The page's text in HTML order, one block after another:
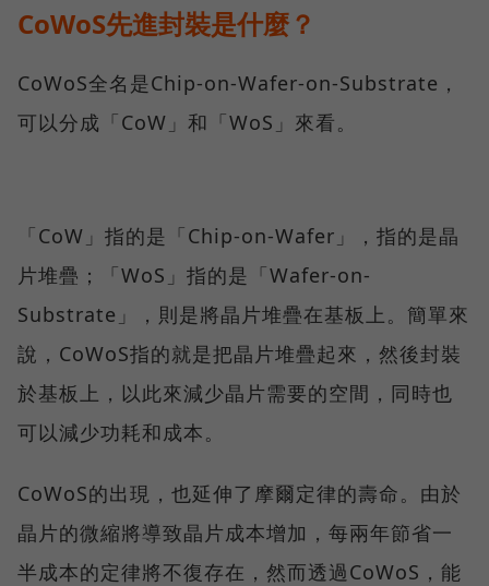
CoWoS先進封裝是什麼？
CoWoS全名是Chip-on-Wafer-on-Substrate，
可以分成「CoW」和「WoS」來看。
「CoW」指的是「Chip-on-Wafer」，指的是晶
片堆疊；「WoS」指的是「Wafer-on-
Substrate」，則是將晶片堆疊在基板上。簡單來
說，CoWoS指的就是把晶片堆疊起來，然後封裝
於基板上，以此來減少晶片需要的空間，同時也
可以減少功耗和成本。
CoWoS的出現，也延伸了摩爾定律的壽命。由於
晶片的微縮將導致晶片成本增加，每兩年節省一
半成本的定律將不復存在，然而透過CoWoS，能